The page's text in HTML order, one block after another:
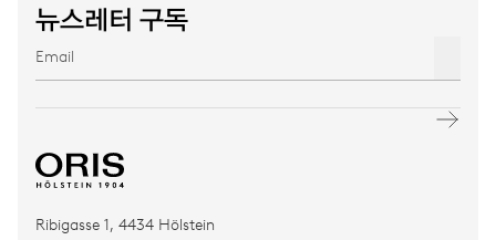
뉴스레터 구독
Ribigasse 1, 4434 Hölstein